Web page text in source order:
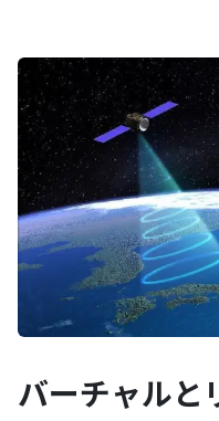
バーチャルと